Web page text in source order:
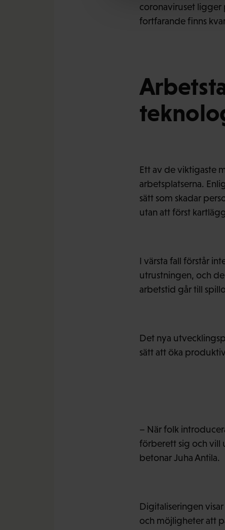
coronaviruset ligger
fortfarande finns
Ett av de viktigaste
arbetsplatserna.
sätt som skadar
utan att först
I värsta fall förstår
utrustningen, och de
arbetstid går till
Det nya
sätt att öka
– När folk
förberett sig och vill
betonar Juha Antila.
Digitaliseringen
och möjligheter att